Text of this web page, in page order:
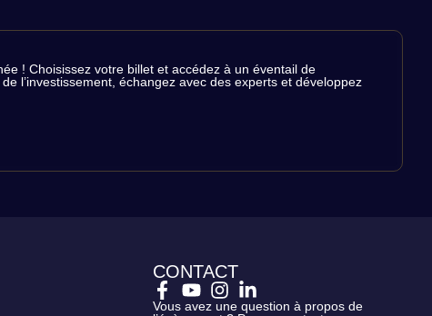
! Choisissez votre billet et accédez à un éventail de
l’investissement, échangez avec des experts et développez
CONTACT
Vous avez une question à propos de